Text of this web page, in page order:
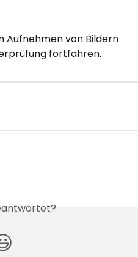
Aufnehmen von Bildern
fortfahren.